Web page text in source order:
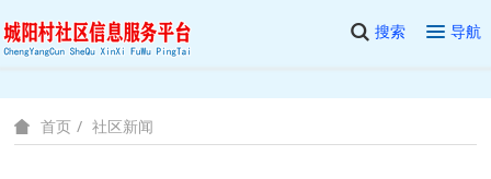
搜索 导航
首页 社区新闻